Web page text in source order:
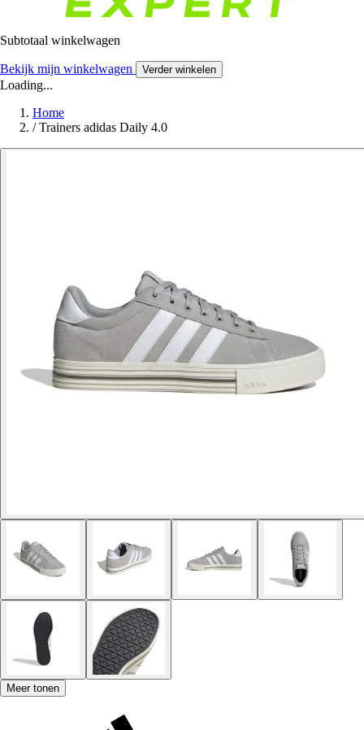
Subtotaal winkelwagen
Bekijk mijn winkelwagen Verder winkelen
Loading...
Home
/ Trainers adidas Daily 4.0
Meer tonen